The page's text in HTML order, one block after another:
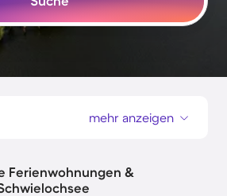
mehr anzeigen
Ferienwohnungen &